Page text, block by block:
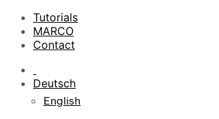
Tutorials
MARCO
Contact
Deutsch
English